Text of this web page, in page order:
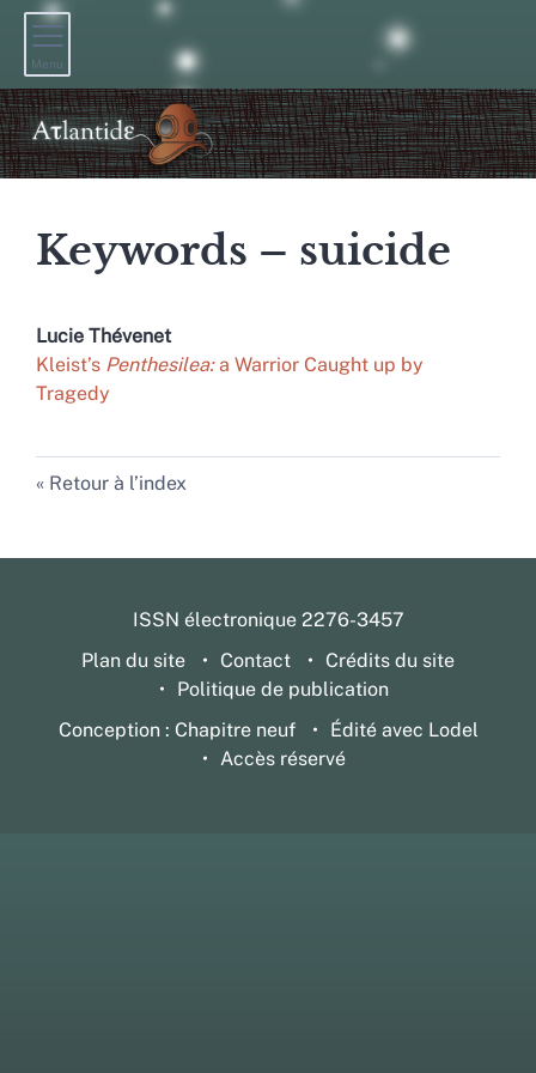
Menu
Keywords – suicide
Lucie Thévenet
Kleist’s Penthesilea:a Warrior Caught up by
Tragedy
Retour à l’index
ISSN électronique 2276-3457
Plan du site
Contact
Crédits du site
Politique de publication
Conception : Chapitre neuf
Édité avec Lodel
Accès réservé